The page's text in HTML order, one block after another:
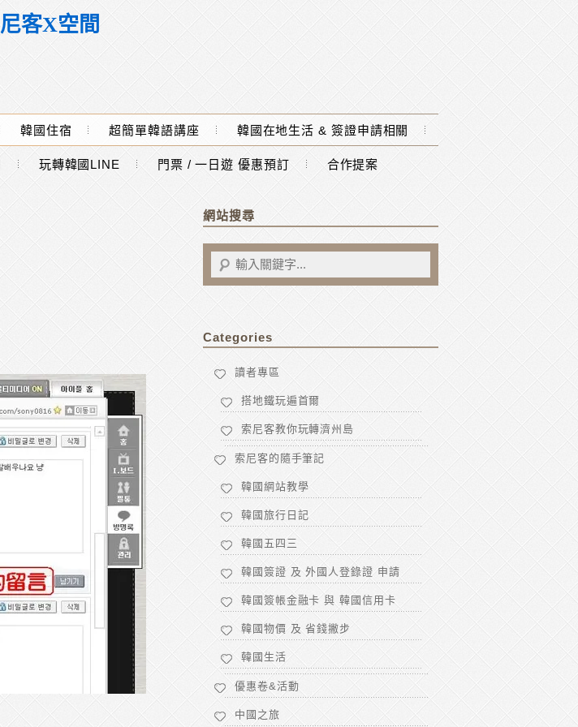
韓國住宿 超簡單韓語講座 韓國在地生活 & 簽證申請相關
玩轉韓國LINE 門票 / 一日遊 優惠預訂 合作提案
網站搜尋
Categories
讀者專區
搭地鐵玩遍首爾
索尼客教你玩轉濟州島
索尼客的隨手筆記
韓國網站教學
韓國旅行日記
韓國五四三
韓國簽證 及 外國人登錄證 申請
韓國簽帳金融卡 與 韓國信用卡
韓國物價 及 省錢撇步
韓國生活
優惠卷&活動
中國之旅